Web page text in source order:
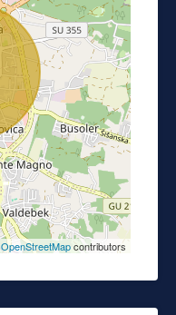
OpenStreetMapcontributors